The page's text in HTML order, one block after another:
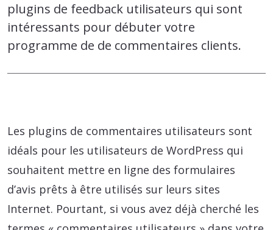
plugins de feedback utilisateurs qui sont
intéressants pour débuter votre
programme de de commentaires clients.
Les plugins de commentaires utilisateurs sont
idéals pour les utilisateurs de WordPress qui
souhaitent mettre en ligne des formulaires
d’avis prêts à être utilisés sur leurs sites
Internet. Pourtant, si vous avez déjà cherché les